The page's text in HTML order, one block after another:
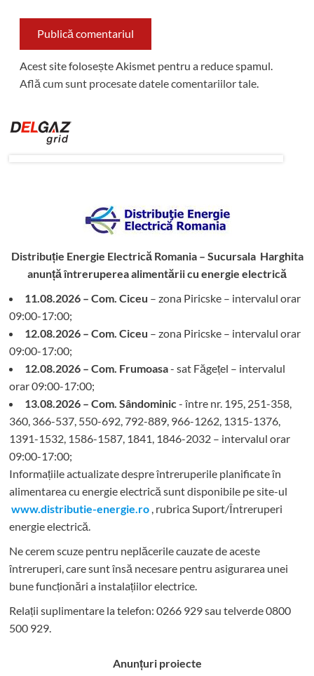
Acest site folosește Akismet pentru a reduce spamul.
Află cum sunt procesate datele comentariilor tale.
Distribuție Energie Electrică Romania – Sucursala Harghita
anunță întreruperea alimentării cu energie electrică
11.08.2026 – Com. Ciceu – zona Piricske – intervalul orar
09:00-17:00;
12.08.2026 – Com. Ciceu – zona Piricske – intervalul orar
09:00-17:00;
12.08.2026 – Com. Frumoasa- sat Făgețel – intervalul
orar 09:00-17:00;
13.08.2026 – Com. Sândominic - între nr. 195, 251-358,
360, 366-537, 550-692, 792-889, 966-1262, 1315-1376,
1391-1532, 1586-1587, 1841, 1846-2032 – intervalul orar
09:00-17:00;
Informațiile actualizate despre întreruperile planificate în
alimentarea cu energie electrică sunt disponibile pe site-ul
www.distributie-energie.ro , rubrica Suport/Întreruperi
energie electrică.
Ne cerem scuze pentru neplăcerile cauzate de aceste
întreruperi, care sunt însă necesare pentru asigurarea unei
bune funcționări a instalațiilor electrice.
Relații suplimentare la telefon: 0266 929 sau telverde 0800
500 929.
Anunțuri proiecte